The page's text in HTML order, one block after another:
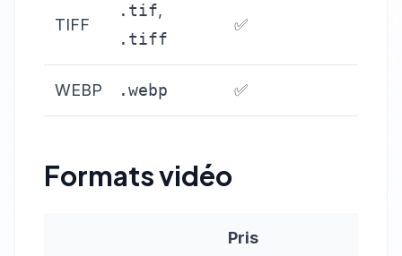
TIFF
.tif,
.tiff
✅
WEBP .webp ✅
Formats vidéo
Pris